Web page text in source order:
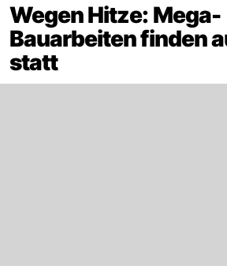
Wegen Hitze: Mega-
Bauarbeiten finden
statt